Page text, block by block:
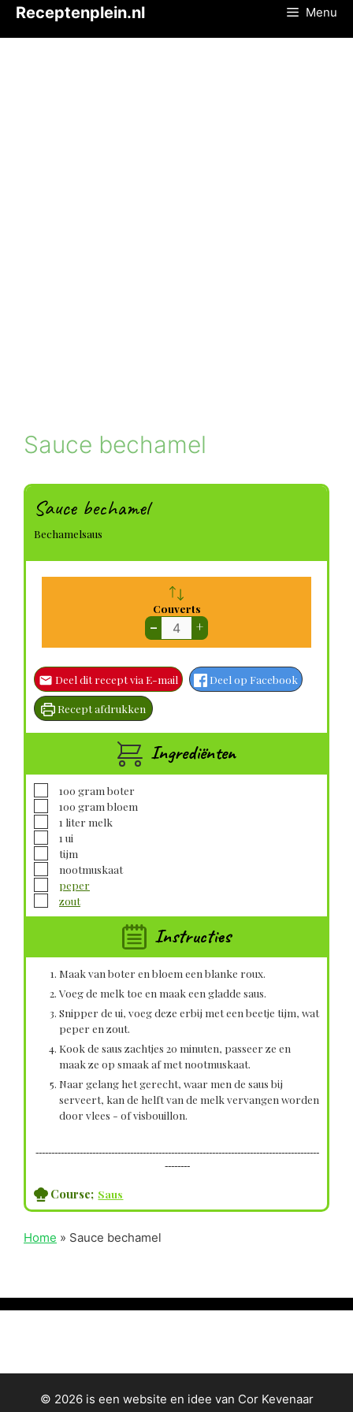
Receptenplein.nl Menu
Sauce bechamel
Sauce bechamel
Bechamelsaus
Couverts
– +
Deel dit recept via E-mail Deel op Facebook
Recept afdrukken
Ingrediënten
▢
100 gram boter
▢
100 gram bloem
▢1 liter melk
▢1 ui
▢
tijm
▢
nootmuskaat
▢
peper
▢
zout
Instructies
Maak van boter en bloem een blanke roux.
Voeg de melk toe en maak een gladde saus.
Snipper de ui, voeg deze erbij met een beetje tijm, wat
peper en zout.
Kook de saus zachtjes 20 minuten, passeer ze en
maak ze op smaak af met nootmuskaat.
Naar gelang het gerecht, waar men de saus bij
serveert, kan de helft van de melk vervangen worden
door vlees - of visbouillon.
------------------------------------------------------------------------------------------
--------
Course; Saus
Home » Sauce bechamel
© 2026 is een website en idee van Cor Kevenaar